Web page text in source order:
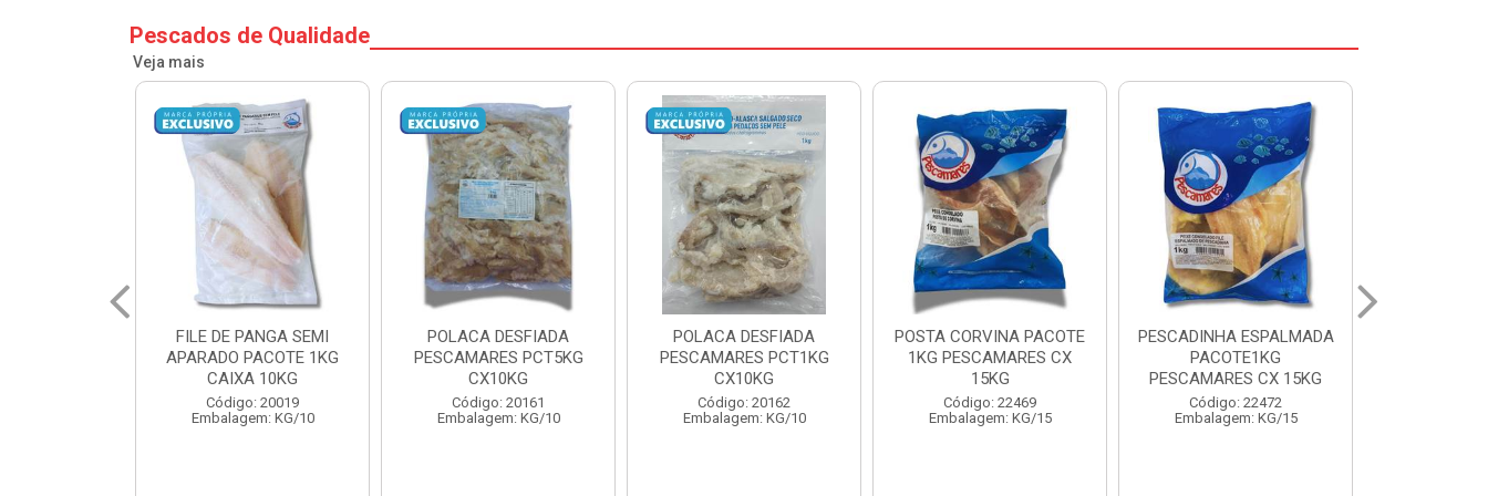
Pescados de Qualidade
Veja mais
POLACA DESFIADA
PESCAMARES PCT5KG
CX10KG
Código: 20161
Embalagem: KG/10
POLACA DESFIADA
PESCAMARES PCT1KG
CX10KG
Código: 20162
Embalagem: KG/10
POSTA CORVINA PACOTE
1KG PESCAMARES CX
15KG
Código: 22469
Embalagem: KG/15
PESCADINHA ESPALMADA
PACOTE1KG
PESCAMARES CX 15KG
Código: 22472
Embalagem: KG/15
FILE DE PANGA PREMIUM
PACOTE 1KG CAIXA 10KG
Código: 20021
Embalagem: KG/10